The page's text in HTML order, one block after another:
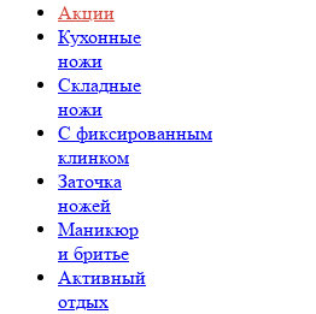
Акции
Кухонные
ножи
Складные
ножи
C фиксированным
клинком
Заточка
ножей
Маникюр
и бритье
Активный
отдых